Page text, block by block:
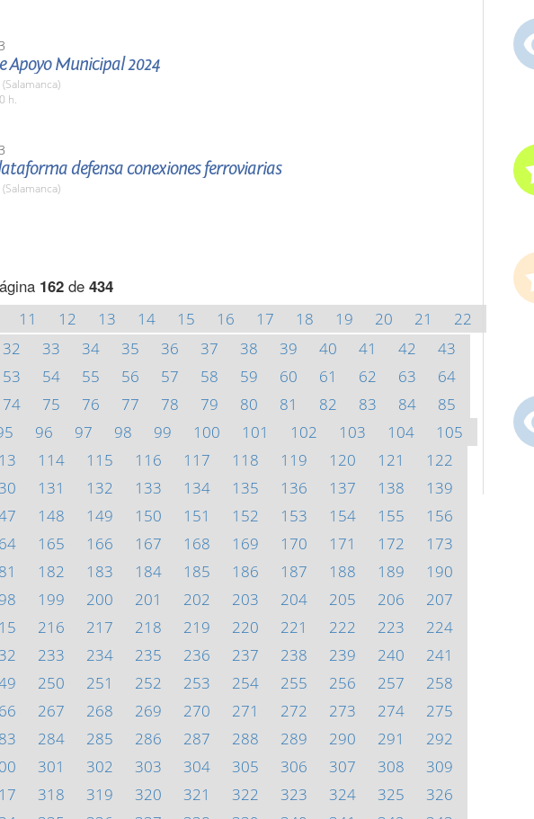
Apoyo Municipal 2024
h.
defensa conexiones ferroviarias
162de 434
11 12 13 14 15 16 17 18 19 20 21
22
32 33 34 35 36 37 38 39 40 41 42
43
53 54 55 56 57 58 59 60 61 62 63
64
74 75 76 77 78 79 80 81 82 83 84
85
96 97 98 99 100 101 102 103 104
105
114 115 116 117 118 119 120 121
122
131 132 133 134 135 136 137 138
139
148 149 150 151 152 153 154 155
156
165 166 167 168 169 170 171 172
173
182 183 184 185 186 187 188 189
190
199 200 201 202 203 204 205 206
207
216 217 218 219 220 221 222 223
224
233 234 235 236 237 238 239 240
241
250 251 252 253 254 255 256 257
258
267 268 269 270 271 272 273 274
275
284 285 286 287 288 289 290 291
292
301 302 303 304 305 306 307 308
309
318 319 320 321 322 323 324 325
326